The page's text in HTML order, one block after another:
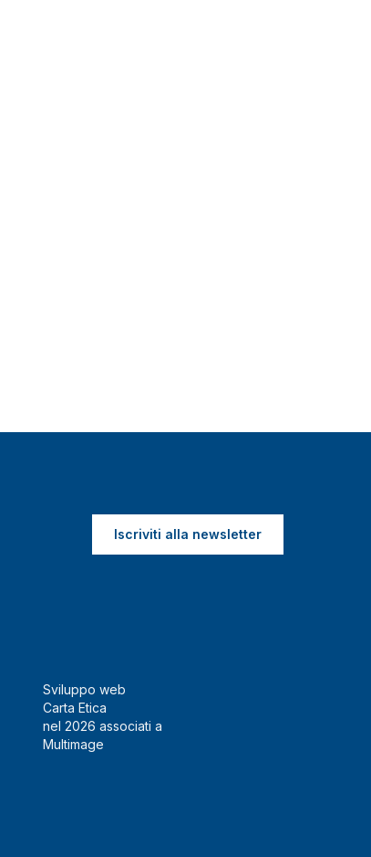
Iscriviti alla newsletter
Sviluppo web
Carta Etica
nel 2026 associati a
Multimage